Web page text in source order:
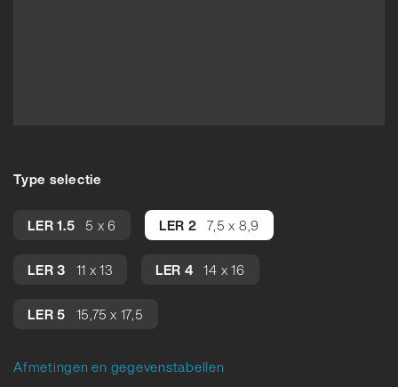
Type selectie
LER 1.5 5 x 6 LER 2 7,5 x 8,9
LER 3 11 x 13 LER 4 14 x 16
LER 5 15,75 x 17,5
Afmetingen en gegevenstabellen